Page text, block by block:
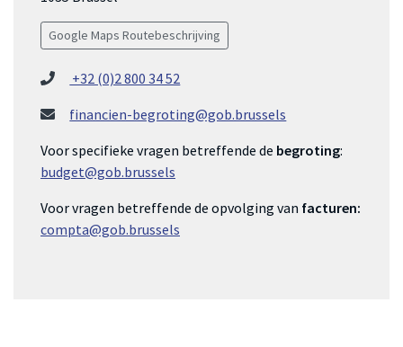
Google Maps Routebeschrijving
+32 (0)2 800 34 52
financien-begroting@gob.brussels
Voor specifieke vragen betreffende de begroting:
budget@gob.brussels
Voor vragen betreffende de opvolging van facturen:
compta@gob.brussels